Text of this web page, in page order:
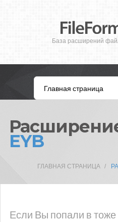
База расширений
EYB
ГЛАВНАЯ СТРАНИЦА
Если Вы попали в тоже